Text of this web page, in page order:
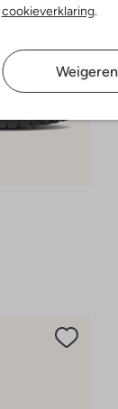
cookieverklaring.
Weigeren